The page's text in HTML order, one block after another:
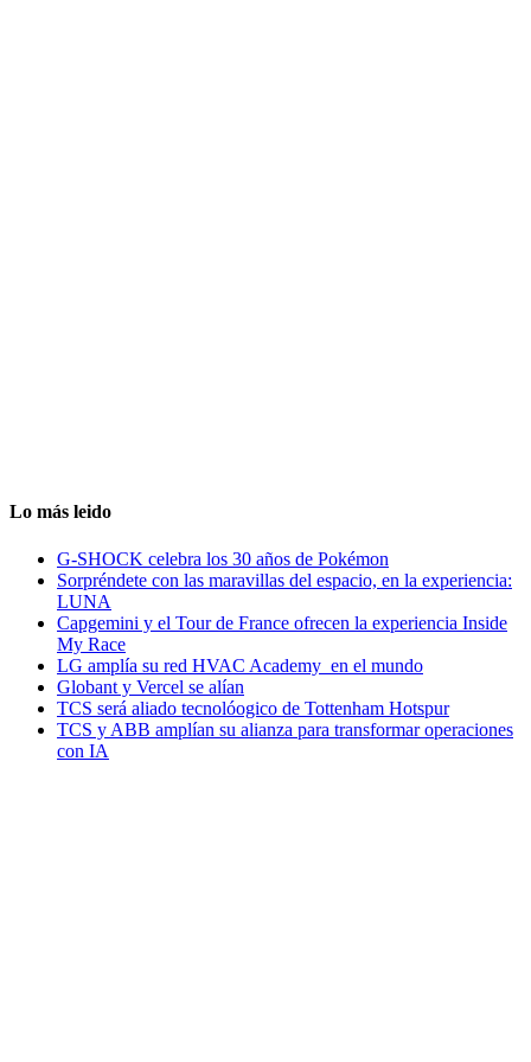
Lo más leido
G-SHOCK celebra los 30 años de Pokémon
Sorpréndete con las maravillas del espacio, en la experiencia:
LUNA
Capgemini y el Tour de France ofrecen la experiencia Inside
My Race
LG amplía su red HVAC Academy en el mundo
Globant y Vercel se alían
TCS será aliado tecnolóogico de Tottenham Hotspur
TCS y ABB amplían su alianza para transformar operaciones
con IA